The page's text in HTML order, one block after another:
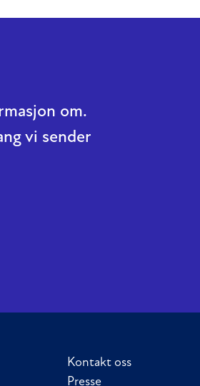
om.
vi sender
Kontakt oss
Presse